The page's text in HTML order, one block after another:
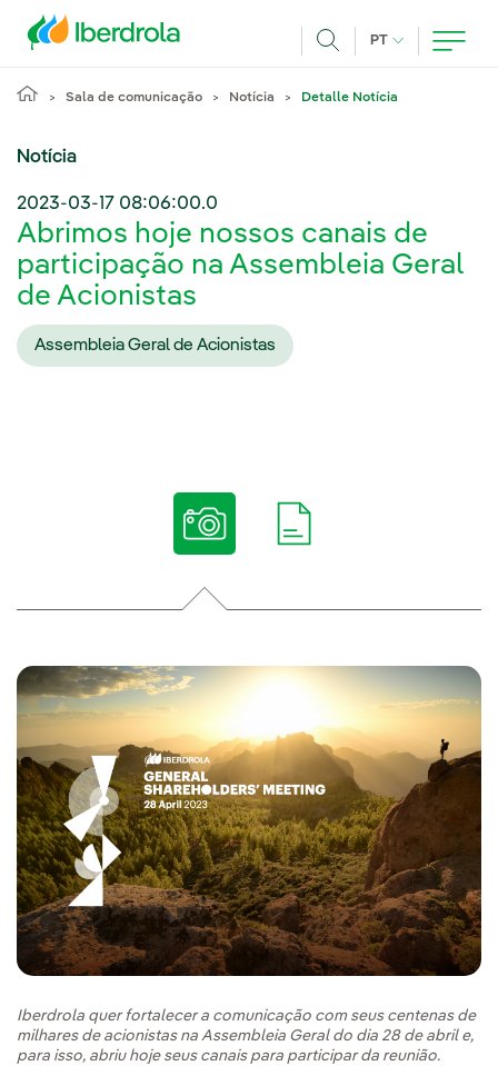
PT IDIOMA ATUAL,
Sala de comunicação Notícia Detalle Notícia
Notícia
2023-03-17 08:06:00.0
Abrimos hoje nossos canais de
participação na Assembleia Geral
de Acionistas
Assembleia Geral de Acionistas
Iberdrola quer fortalecer a comunicação com seus centenas de
milhares de acionistas na Assembleia Geral do dia 28 de abril e,
para isso, abriu hoje seus canais para participar da reunião.